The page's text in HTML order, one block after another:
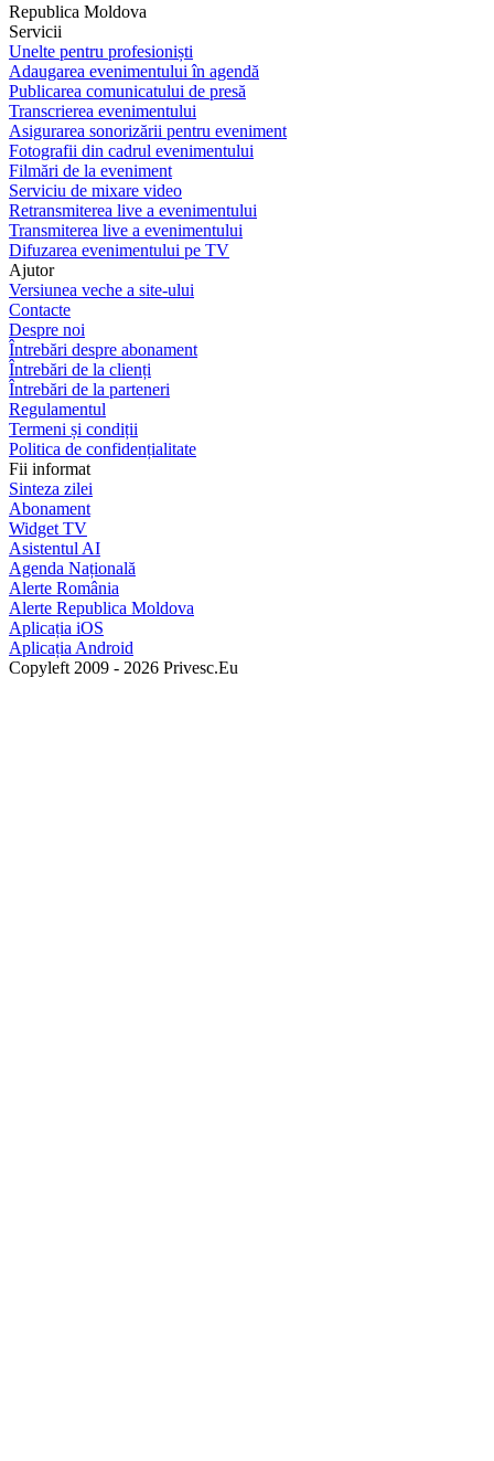
Republica Moldova
Servicii
Unelte pentru profesioniști
Adaugarea evenimentului în agendă
Publicarea comunicatului de presă
Transcrierea evenimentului
Asigurarea sonorizării pentru eveniment
Fotografii din cadrul evenimentului
Filmări de la eveniment
Serviciu de mixare video
Retransmiterea live a evenimentului
Transmiterea live a evenimentului
Difuzarea evenimentului pe TV
Ajutor
Versiunea veche a site-ului
Contacte
Despre noi
Întrebări despre abonament
Întrebări de la clienți
Întrebări de la parteneri
Regulamentul
Termeni și condiții
Politica de confidențialitate
Fii informat
Sinteza zilei
Abonament
Widget TV
Asistentul AI
Agenda Națională
Alerte România
Alerte Republica Moldova
Aplicația iOS
Aplicația Android
Copyleft 2009 - 2026 Privesc.Eu